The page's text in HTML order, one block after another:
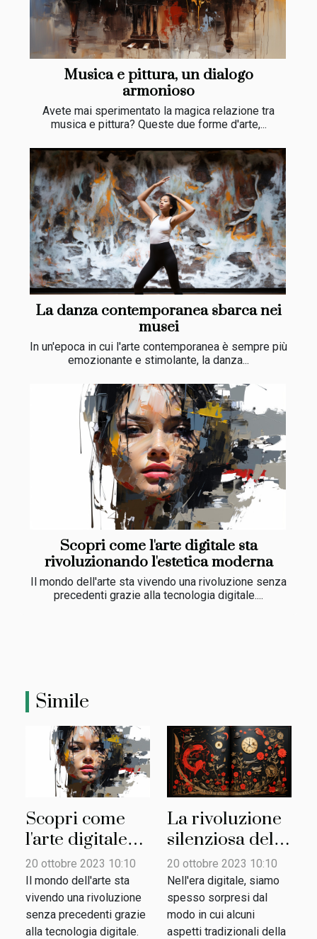
Musica e pittura, un dialogo
armonioso
Avete mai sperimentato la magica relazione tra
musica e pittura? Queste due forme d'arte,...
La danza contemporanea sbarca nei
musei
In un'epoca in cui l'arte contemporanea è sempre più
emozionante e stimolante, la danza...
Scopri come l'arte digitale sta
rivoluzionando l'estetica moderna
Il mondo dell'arte sta vivendo una rivoluzione senza
precedenti grazie alla tecnologia digitale....
Simile
Scopri come
l'arte digitale
sta
rivoluzionando
l'estetica
moderna
20 ottobre 2023 10:10
Il mondo dell'arte sta
vivendo una rivoluzione
senza precedenti grazie
alla tecnologia digitale.
La rivoluzione
silenziosa del
libro illustrato
20 ottobre 2023 10:10
Nell'era digitale, siamo
spesso sorpresi dal
modo in cui alcuni
aspetti tradizionali della